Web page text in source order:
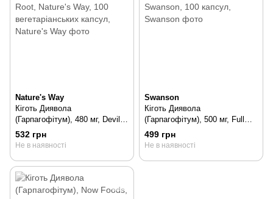
Nature's Way
Кіготь Диявола
(Гарпагофітум), 480 мг, Devil's
Claw, Secondary Root, Nature's
Way, 100 вегетаріанських
532 грн
Не в наявності
Swanson
Кіготь Диявола
(Гарпагофітум), 500 мг, Full
Spectrum Devil's Claw,
Swanson, 100 капсул, 100 шт
499 грн
Не в наявності